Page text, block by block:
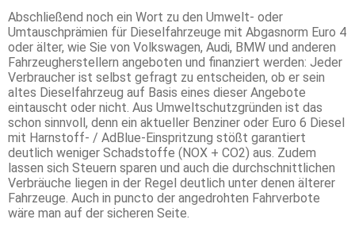
Abschließend noch ein Wort zu den Umwelt- oder
Umtauschprämien für Dieselfahrzeuge mit Abgasnorm Euro 4
oder älter, wie Sie von Volkswagen, Audi, BMW und anderen
Fahrzeugherstellern angeboten und finanziert werden: Jeder
Verbraucher ist selbst gefragt zu entscheiden, ob er sein
altes Dieselfahrzeug auf Basis eines dieser Angebote
eintauscht oder nicht. Aus Umweltschutzgründen ist das
schon sinnvoll, denn ein aktueller Benziner oder Euro 6 Diesel
mit Harnstoff- / AdBlue-Einspritzung stößt garantiert
deutlich weniger Schadstoffe (NOX + CO2) aus. Zudem
lassen sich Steuern sparen und auch die durchschnittlichen
Verbräuche liegen in der Regel deutlich unter denen älterer
Fahrzeuge. Auch in puncto der angedrohten Fahrverbote
wäre man auf der sicheren Seite.